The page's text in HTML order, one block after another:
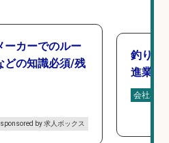
ーカーでのルー
どの知識必須/残
sponsored by 求人ボックス
釣り具
進業務
会社名